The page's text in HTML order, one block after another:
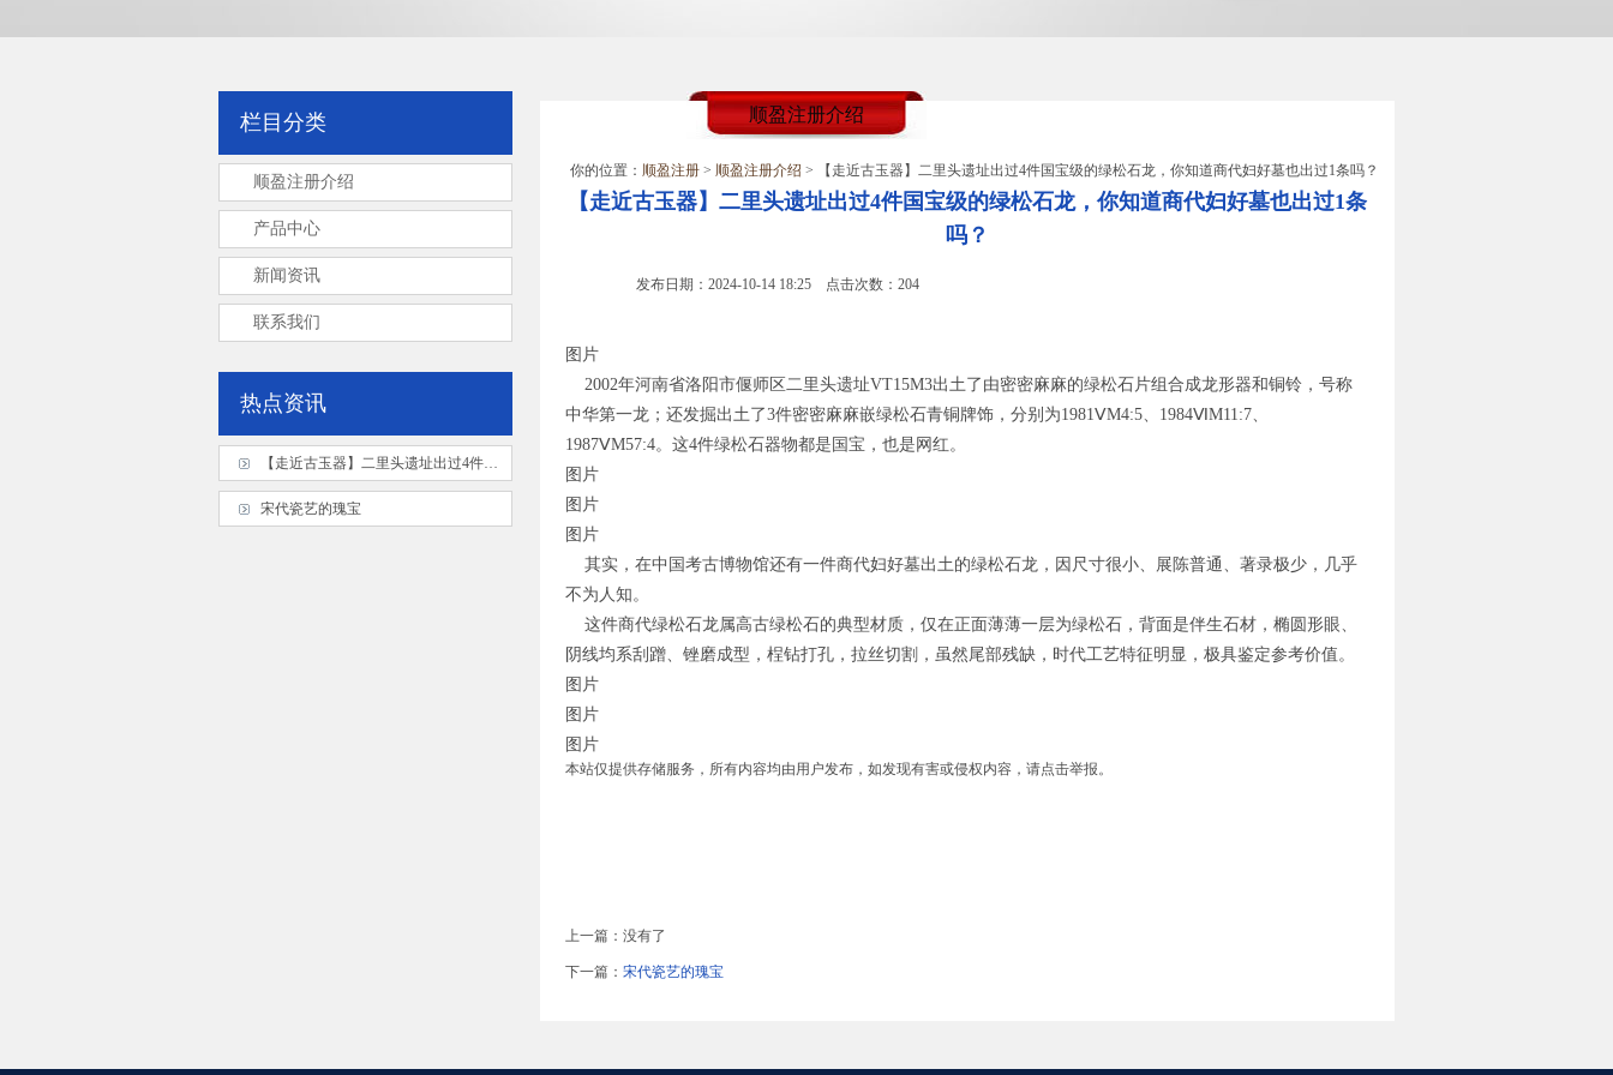
顺盈注册介绍
你的位置： 顺盈注册 > 顺盈注册介绍 > 【走近古玉器】二里头遗址出过4件国宝级的绿松石龙，你知道商代妇好墓也出过1条吗？
【走近古玉器】二里头遗址出过4件国宝级的绿松石龙，你知道商代妇好墓也出过1条
吗？
发布日期：2024-10-14 18:25 点击次数：204
图片
2002年河南省洛阳市偃师区二里头遗址VT15M3出土了由密密麻麻的绿松石片组合成龙形器和铜铃，号称
中华第一龙；还发掘出土了3件密密麻麻嵌绿松石青铜牌饰，分别为1981ⅤM4:5、1984ⅥM11:7、
1987ⅤM57:4。这4件绿松石器物都是国宝，也是网红。
图片
图片
图片
其实，在中国考古博物馆还有一件商代妇好墓出土的绿松石龙，因尺寸很小、展陈普通、著录极少，几乎
不为人知。
这件商代绿松石龙属高古绿松石的典型材质，仅在正面薄薄一层为绿松石，背面是伴生石材，椭圆形眼、
阴线均系刮蹭、锉磨成型，桯钻打孔，拉丝切割，虽然尾部残缺，时代工艺特征明显，极具鉴定参考价值。
图片
图片
图片
本站仅提供存储服务，所有内容均由用户发布，如发现有害或侵权内容，请点击举报。
上一篇：没有了
下一篇：宋代瓷艺的瑰宝
栏目分类
顺盈注册介绍
产品中心
新闻资讯
联系我们
热点资讯
【走近古玉器】二里头遗址出过4件国宝级的绿松石龙，你知道商代妇好墓也出过1条吗？
宋代瓷艺的瑰宝